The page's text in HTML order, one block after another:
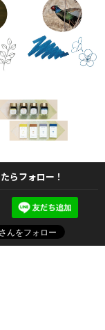
らフォロー！